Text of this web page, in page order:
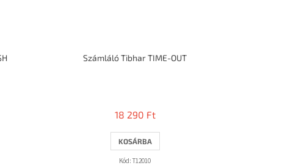
Számláló Tibhar TIME-OUT
18 290 Ft
KOSÁRBA
Kód:T12010